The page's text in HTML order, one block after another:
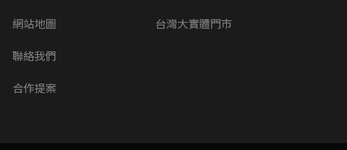
網站地圖
聯絡我們
合作提案
台灣大實體門市